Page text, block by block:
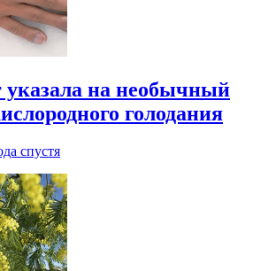
указала на необычный
голодания
спустя